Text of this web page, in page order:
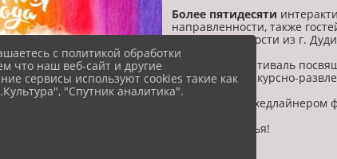
Более пятидесяти
направленности, также
коллективы и гости из г.
В этом году фестиваль
участников конкурсно-
Музыкальным хедлайнером
Ждём вас, друзья!
с политикой обработки
что наш веб-сайт и другие
сервисы используют cookies такие как
"Спутник аналитика".